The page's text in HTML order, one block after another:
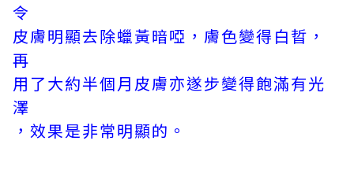
令
皮膚明顯去除蠟黃暗啞，膚色變得白晢，
再
用了大約半個月皮膚亦遂步變得飽滿有光
澤
，效果是非常明顯的。